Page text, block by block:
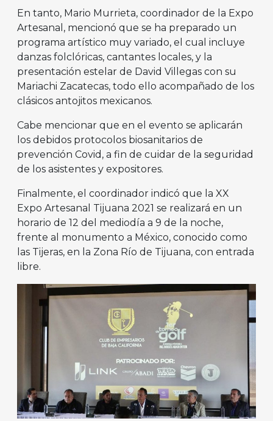
En tanto, Mario Murrieta, coordinador de la Expo
Artesanal, mencionó que se ha preparado un
programa artístico muy variado, el cual incluye
danzas folclóricas, cantantes locales, y la
presentación estelar de David Villegas con su
Mariachi Zacatecas, todo ello acompañado de los
clásicos antojitos mexicanos.
Cabe mencionar que en el evento se aplicarán
los debidos protocolos biosanitarios de
prevención Covid, a fin de cuidar de la seguridad
de los asistentes y expositores.
Finalmente, el coordinador indicó que la XX
Expo Artesanal Tijuana 2021 se realizará en un
horario de 12 del mediodía a 9 de la noche,
frente al monumento a México, conocido como
las Tijeras, en la Zona Río de Tijuana, con entrada
libre.